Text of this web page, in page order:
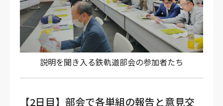
説明を聞き入る鉄軌道部会の参加者たち
【2日目】部会で各単組の報告と意見交